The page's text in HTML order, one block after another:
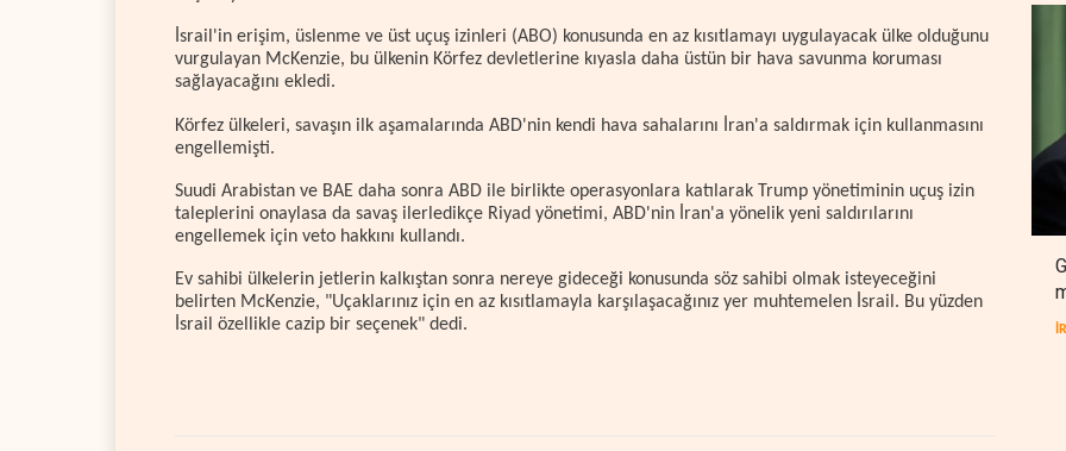
İsrail'in erişim, üslenme ve üst uçuş izinleri (ABO) konusunda en az kısıtlamayı uygulayacak ülke olduğunu
vurgulayan McKenzie, bu ülkenin Körfez devletlerine kıyasla daha üstün bir hava savunma koruması
sağlayacağını ekledi.
Körfez ülkeleri, savaşın ilk aşamalarında ABD'nin kendi hava sahalarını İran'a saldırmak için kullanmasını
engellemişti.
Suudi Arabistan ve BAE daha sonra ABD ile birlikte operasyonlara katılarak Trump yönetiminin uçuş izin
taleplerini onaylasa da savaş ilerledikçe Riyad yönetimi, ABD'nin İran'a yönelik yeni saldırılarını
engellemek için veto hakkını kullandı.
Ev sahibi ülkelerin jetlerin kalkıştan sonra nereye gideceği konusunda söz sahibi olmak isteyeceğini
belirten McKenzie, "Uçaklarınız için en az kısıtlamayla karşılaşacağınız yer muhtemelen İsrail. Bu yüzden
İsrail özellikle cazip bir seçenek" dedi.